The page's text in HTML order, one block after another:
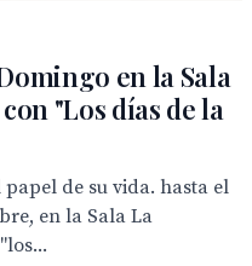
en la Sala
"Los días de la
de su vida. hasta el
en la Sala La